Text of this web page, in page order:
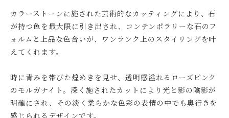
カラーストーンに施された芸術的なカッティングにより、石
が持つ色を最大限に引き出され、コンテンポラリーな石のフ
ォルムと上品な色合いが、ワンランク上のスタイリングを叶
えてくれます。
時に青みを帯びた煌めきを見せ、透明感溢れるローズピンク
のモルガナイト。深く施されたカットにより光と影の陰影が
明確にされ、その淡く柔らかな色彩の表情の中でも奥行きを
感じられるデザインです。